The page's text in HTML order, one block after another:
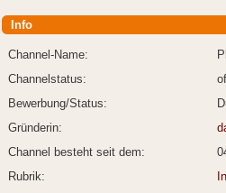
Info
Channel-Name:
Channelstatus:
Bewerbung/Status:
Gründerin:
Channel besteht seit dem:
Rubrik: